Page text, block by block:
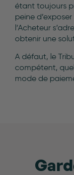
étant toujours
peine
l’Acheteur
obtenir une
A défaut, le
compétent,
mode de